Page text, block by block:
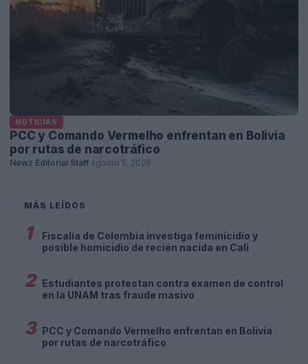
NOTICIAS
PCC y Comando Vermelho enfrentan en Bolivia
por rutas de narcotráfico
Newz Editorial Staff agosto 5, 2026
MÁS LEÍDOS
1
Fiscalía de Colombia investiga feminicidio y
posible homicidio de recién nacida en Cali
2 Estudiantes protestan contra examen de control
en la UNAM tras fraude masivo
3 PCC y Comando Vermelho enfrentan en Bolivia
por rutas de narcotráfico